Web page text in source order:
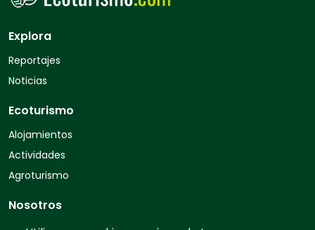
Explora
Reportajes
Noticias
Ecoturismo
Alojamientos
Actividades
Agroturismo
Nosotros